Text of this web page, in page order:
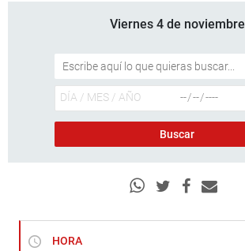
Viernes 4 de noviembre
HORA